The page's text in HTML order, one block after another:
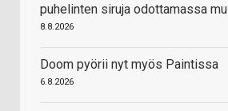
puhelinten siruja odottamassa
8.8.2026
Doom pyörii nyt myös Paintissa
6.8.2026